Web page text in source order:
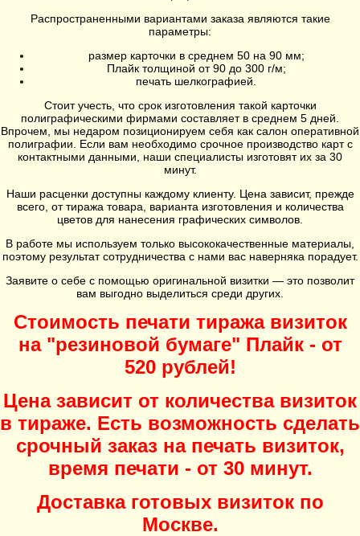
Распространенными вариантами заказа являются такие
параметры:
размер карточки в среднем 50 на 90 мм;
Плайк толщиной от 90 до 300 г/м;
печать шелкографией.
Стоит учесть, что срок изготовления такой карточки
полиграфическими фирмами составляет в среднем 5 дней.
Впрочем, мы недаром позиционируем себя как салон оперативной
полиграфии. Если вам необходимо срочное производство карт с
контактными данными, наши специалисты изготовят их за 30
минут.
Наши расценки доступны каждому клиенту. Цена зависит, прежде
всего, от тиража товара, варианта изготовления и количества
цветов для нанесения графических символов.
В работе мы используем только высококачественные материалы,
поэтому результат сотрудничества с нами вас наверняка порадует.
Заявите о себе с помощью оригинальной визитки — это позволит
вам выгодно выделиться среди других.
Cтоимость печати тиража визиток
на "резиновой бумаге" Плайк - от
520 рублей!
Цена зависит от количества визиток
в тираже. Есть возможность сделать
срочный заказ на печать визиток,
время печати - от 30 минут.
Доставка готовых визиток по
Москве.